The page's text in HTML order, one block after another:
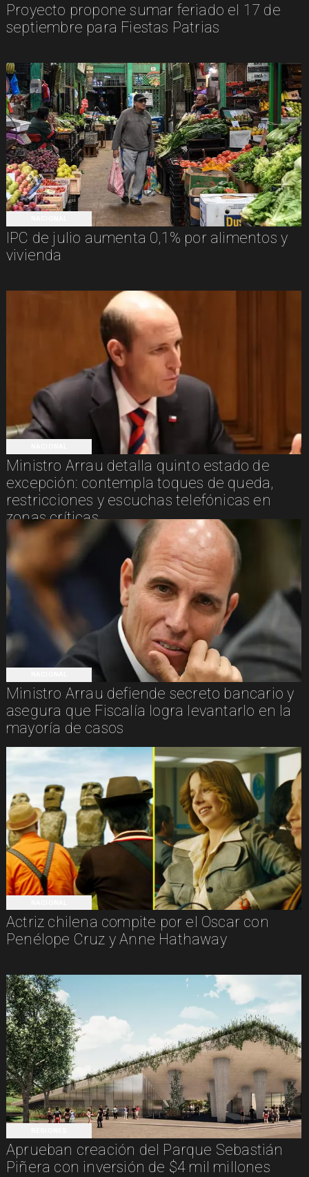
Proyecto propone sumar feriado el 17 de
septiembre para Fiestas Patrias
IPC de julio aumenta 0,1% por alimentos y
vivienda
Ministro Arrau detalla quinto estado de
excepción: contempla toques de queda,
restricciones y escuchas telefónicas en
zonas críticas
Ministro Arrau defiende secreto bancario y
asegura que Fiscalía logra levantarlo en la
mayoría de casos
Actriz chilena compite por el Oscar con
Penélope Cruz y Anne Hathaway
Aprueban creación del Parque Sebastián
Piñera con inversión de $4 mil millones